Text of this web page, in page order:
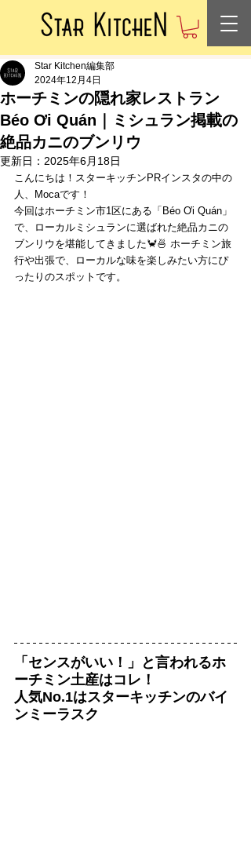
ホーチミンの隠れ家レストラン
Béo Ơi Quán｜ミシュラン掲載の
絶品カニのブンリウ
Star Kitchen編集部
2024年12月4日
更新日： 2025年6月18日
こんにちは！スターキッチンPRインスタの中の
人、Mocaです！
今回はホーチミン市1区にある「Béo Ơi Quán」
で、ローカルミシュランに選ばれた絶品カニの
ブンリウを堪能してきました🦀🍜 ホーチミン旅
行や出張で、ローカルな味を楽しみたい方にぴ
ったりのスポットです。
「センスがいい！」と言われるホ
ーチミン土産はコレ！
人気No.1はスターキッチンのバイ
ンミーラスク